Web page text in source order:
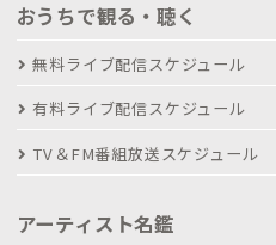
おうちで観る・聴く
無料ライブ配信スケジュール
有料ライブ配信スケジュール
TV＆FM番組放送スケジュール
アーティスト名鑑